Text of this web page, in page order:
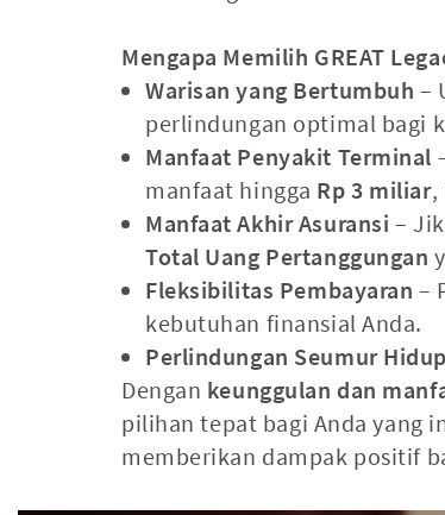
Mengapa Memilih GREAT
Warisan yang Bertumbuh –
perlindungan optimal bagi
Manfaat Penyakit Terminal
manfaat hingga Rp 3 miliar,
Manfaat Akhir Asuransi –
Total Uang Pertanggungan
Fleksibilitas Pembayaran –
kebutuhan finansial Anda.
Perlindungan Seumur Hidup
Dengan keunggulan dan
pilihan tepat bagi Anda yang
memberikan dampak positif